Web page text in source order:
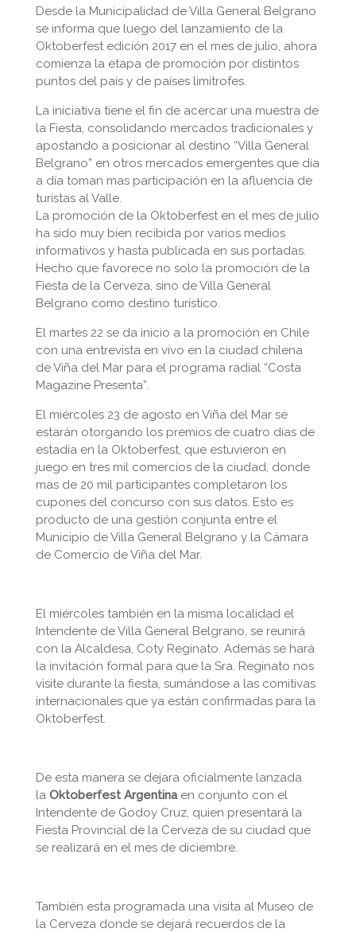
Desde la Municipalidad de Villa General Belgrano
se informa que luego del lanzamiento de la
Oktoberfest edición 2017 en el mes de julio, ahora
comienza la etapa de promoción por distintos
puntos del país y de países limítrofes.
La iniciativa tiene el fin de acercar una muestra de
la Fiesta, consolidando mercados tradicionales y
apostando a posicionar al destino “Villa General
Belgrano” en otros mercados emergentes que día
a día toman mas participación en la afluencia de
turistas al Valle.
La promoción de la Oktoberfest en el mes de julio
ha sido muy bien recibida por varios medios
informativos y hasta publicada en sus portadas.
Hecho que favorece no solo la promoción de la
Fiesta de la Cerveza, sino de Villa General
Belgrano como destino turístico.
El martes 22 se da inicio a la promoción en Chile
con una entrevista en vivo en la ciudad chilena
de Viña del Mar para el programa radial “Costa
Magazine Presenta”.
El miércoles 23 de agosto en Viña del Mar se
estarán otorgando los premios de cuatro días de
estadía en la Oktoberfest, que estuvieron en
juego en tres mil comercios de la ciudad, donde
mas de 20 mil participantes completaron los
cupones del concurso con sus datos. Esto es
producto de una gestión conjunta entre el
Municipio de Villa General Belgrano y la Cámara
de Comercio de Viña del Mar.
El miércoles también en la misma localidad el
Intendente de Villa General Belgrano, se reunirá
con la Alcaldesa, Coty Reginato. Además se hará
la invitación formal para que la Sra. Reginato nos
visite durante la fiesta, sumándose a las comitivas
internacionales que ya están confirmadas para la
Oktoberfest.
De esta manera se dejara oficialmente lanzada
la Oktoberfest Argentinaen conjunto con el
Intendente de Godoy Cruz, quien presentará la
Fiesta Provincial de la Cerveza de su ciudad que
se realizará en el mes de diciembre.
También esta programada una visita al Museo de
la Cerveza donde se dejará recuerdos de la